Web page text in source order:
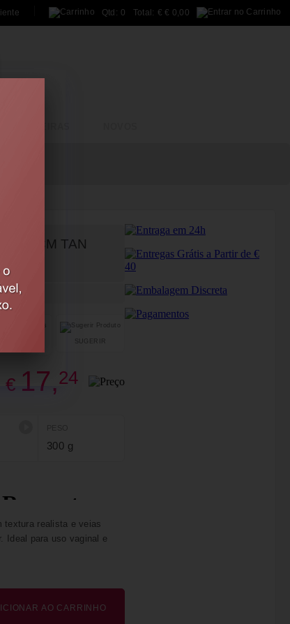
Qtd: 0 Total: €€ 0,00
12,7 CM TAN
SUGERIR
€ 17,24
300 g
textura realista e veias
Ideal para uso vaginal e
AO CARRINHO